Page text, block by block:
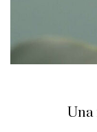
Una